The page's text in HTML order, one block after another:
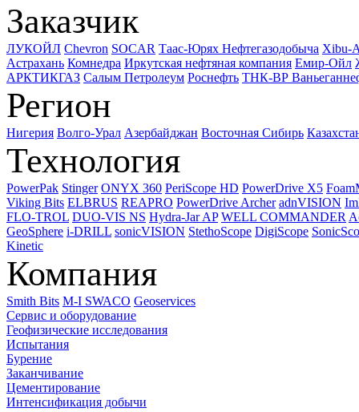
Заказчик
ЛУКОЙЛ Chevron SOCAR Таас-Юрях Нефтегазодобыча Xibu-
Астрахань Комнедра Иркутская нефтяная компания Емир-Ойл
АРКТИКГАЗ Салым Петролеум Роснефть ТНК-ВР
Регион
Нигерия Волго-Урал Азербайджан Восточная Сибирь
Технология
PowerPak Stinger ONYX 360 PeriScope HD PowerDrive X5
Viking Bits ELBRUS REAPRO PowerDrive Archer adnVISION
FLO-TROL DUO-VIS NS Hydra-Jar AP WELL COMMANDER
GeoSphere i-DRILL sonicVISION StethoScope DigiScope
Kinetic
Компания
Smith Bits M-I SWACO Geoservices
Сервис и оборудование
Геофизические исследования
Испытания
Бурение
Заканчивание
Цементирование
Интенсификация добычи